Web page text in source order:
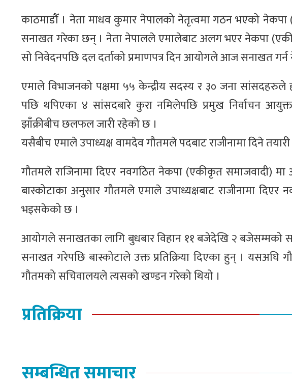
काठमाडौँ । नेता माधव कुमार नेपालको नेतृत्वमा गठन भएको
सनाखत गरेका छन् । नेता नेपालले एमालेबाट अलग भएर नेकपा
सो निवेदनपछि दल दर्ताको प्रमाणपत्र दिन आयोगले आज सनाखत गर्न
एमाले विभाजनको पक्षमा ५५ केन्द्रीय सदस्य र ३० जना
पछि थपिएका ४ सांसदबारे कुरा नमिलेपछि प्रमुख निर्वाचन
झाँक्रीबीच छलफल जारी रहेको छ ।
यसैबीच एमाले उपाध्यक्ष वामदेव गौतमले पदबाट राजीनामा दिने
गौतमले राजिनामा दिएर नवगठित नेकपा (एकीकृत समाजवादी)
बास्कोटाका अनुसार गौतमले एमाले उपाध्यक्षबाट राजीनामा
भइसकेको छ ।
आयोगले सनाखतका लागि बुधबार विहान ११ बजेदेखि २ बजेसम्मको
सनाखत गरेपछि बास्कोटाले उक्त प्रतिक्रिया दिएका हुन् । यसअघि
गौतमको सचिवालयले त्यसको खण्डन गरेको थियो ।
प्रतिक्रिया
सम्बन्धित समाचार